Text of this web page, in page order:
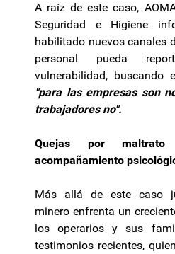
A raíz de este caso,
Seguridad e Higiene
habilitado nuevos canales
personal pueda
vulnerabilidad, buscando
"para las empresas son
trabajadores no".
Quejas por
acompañamiento
Más allá de este caso
minero enfrenta un
los operarios y sus
testimonios recientes,